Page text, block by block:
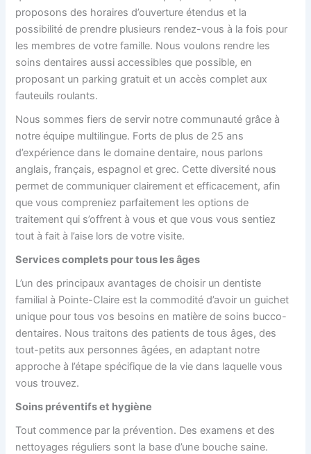
proposons des horaires d’ouverture étendus et la
possibilité de prendre plusieurs rendez-vous à la fois pour
les membres de votre famille. Nous voulons rendre les
soins dentaires aussi accessibles que possible, en
proposant un parking gratuit et un accès complet aux
fauteuils roulants.
Nous sommes fiers de servir notre communauté grâce à
notre équipe multilingue. Forts de plus de 25 ans
d’expérience dans le domaine dentaire, nous parlons
anglais, français, espagnol et grec. Cette diversité nous
permet de communiquer clairement et efficacement, afin
que vous compreniez parfaitement les options de
traitement qui s’offrent à vous et que vous vous sentiez
tout à fait à l’aise lors de votre visite.
Services complets pour tous les âges
L’un des principaux avantages de choisir un dentiste
familial à Pointe-Claire est la commodité d’avoir un guichet
unique pour tous vos besoins en matière de soins bucco-
dentaires. Nous traitons des patients de tous âges, des
tout-petits aux personnes âgées, en adaptant notre
approche à l’étape spécifique de la vie dans laquelle vous
vous trouvez.
Soins préventifs et hygiène
Tout commence par la prévention. Des examens et des
nettoyages réguliers sont la base d’une bouche saine.